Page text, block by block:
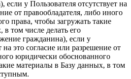
у Пользователя отсутствует на
от правообладателя, либо иного
права, чтобы загружать такие
том числе делать его
гражданина), если у
на это согласие или разрешение от
юридически обоснованного
материалы в Базу данных, в том